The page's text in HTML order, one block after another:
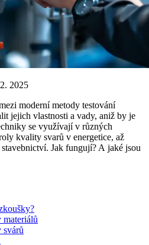
2025
moderní metody testování
jejich vlastnosti a vady, aniž by je
se využívají v různých
kvality svarů v energetice, až
Jak fungují? A jaké jsou
svárů